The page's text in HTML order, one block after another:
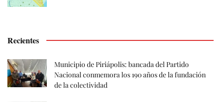
Recientes
Municipio de Piriápolis: bancada del Partido
Nacional conmemora los 190 años de la fundación
de la colectividad